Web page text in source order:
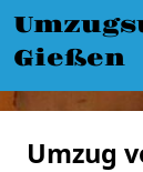
Gießen
Umzug